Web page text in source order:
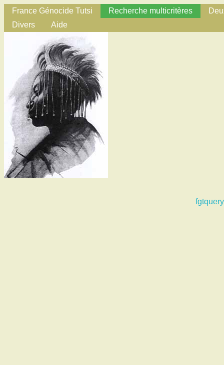
France Génocide Tutsi Recherche multicritères
Divers
Aide